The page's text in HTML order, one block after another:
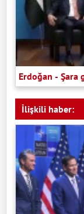
Erdoğan - Şara
İlişkili haber: